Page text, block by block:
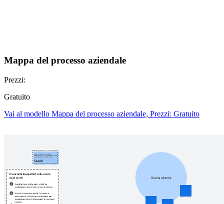
Mappa del processo aziendale
Prezzi:
Gratuito
Vai al modello Mappa del processo aziendale, Prezzi: Gratuito